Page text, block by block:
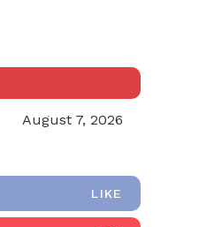
August 7, 2026
LIKE